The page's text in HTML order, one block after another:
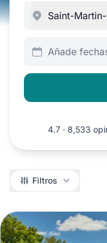
Añade fechas
4.7 · 8,533
Filtros Filtros